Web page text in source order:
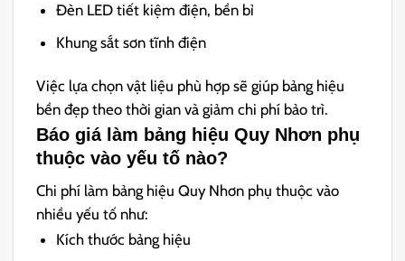
Đèn LED tiết kiệm điện, bền bỉ
Khung sắt sơn tĩnh điện
Việc lựa chọn vật liệu phù hợp sẽ giúp bảng hiệu
bền đẹp theo thời gian và giảm chi phí bảo trì.
Báo giá làm bảng hiệu Quy Nhơn phụ
thuộc vào yếu tố nào?
Chi phí làm bảng hiệu Quy Nhơn phụ thuộc vào
nhiều yếu tố như:
Kích thước bảng hiệu